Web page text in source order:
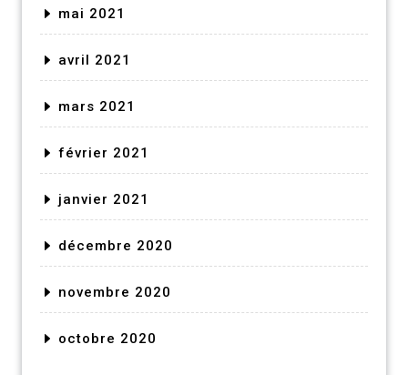
mai 2021
avril 2021
mars 2021
février 2021
janvier 2021
décembre 2020
novembre 2020
octobre 2020